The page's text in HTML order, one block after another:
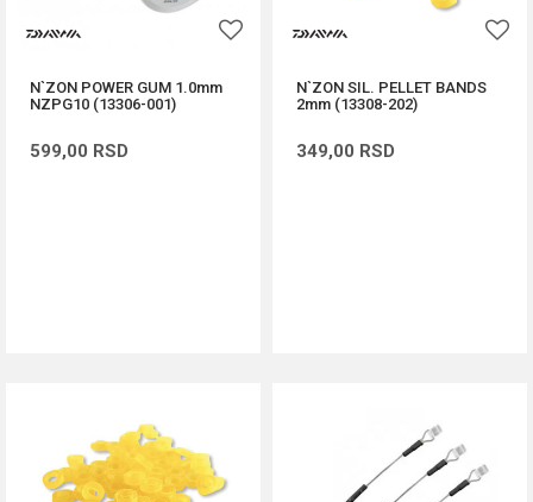
N`ZON POWER GUM 1.0mm
NZPG10 (13306-001)
599,00 RSD
N`ZON SIL. PELLET BANDS
2mm (13308-202)
349,00 RSD